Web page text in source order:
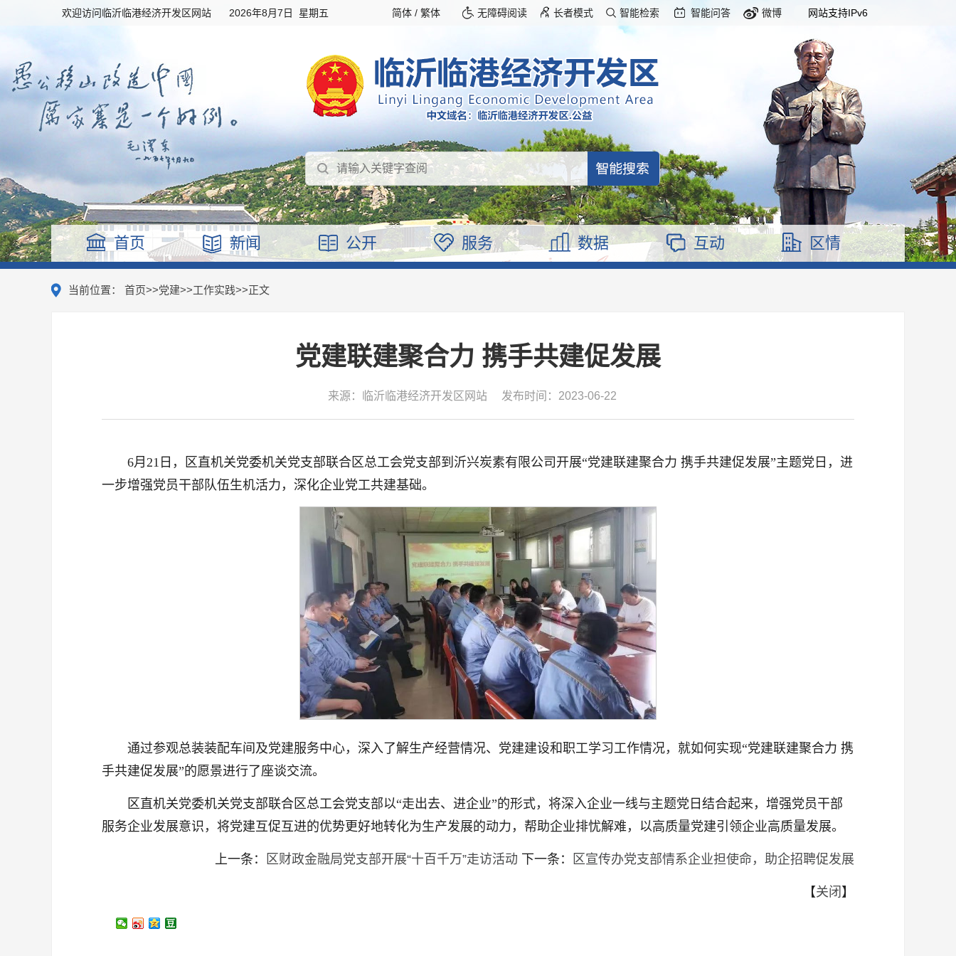
欢迎访问临沂临港经济开发区网站 2026年8月7日 星期五 无障碍阅读 长者模式 智能检索 智能问答 微博 网站支持IPv6
简体 / 繁体
首页 新闻 公开 服务 数据 互动 区情
当前位置： 首页>>党建>>工作实践>>正文
党建联建聚合力 携手共建促发展
来源：临沂临港经济开发区网站 发布时间：2023-06-22
6月21日，区直机关党委机关党支部联合区总工会党支部到沂兴炭素有限公司开展“党建联建聚合力 携手共建促发展”主题党日，进
一步增强党员干部队伍生机活力，深化企业党工共建基础。
通过参观总装装配车间及党建服务中心，深入了解生产经营情况、党建建设和职工学习工作情况，就如何实现“党建联建聚合力 携
手共建促发展”的愿景进行了座谈交流。
区直机关党委机关党支部联合区总工会党支部以“走出去、进企业”的形式，将深入企业一线与主题党日结合起来，增强党员干部
服务企业发展意识，将党建互促互进的优势更好地转化为生产发展的动力，帮助企业排忧解难，以高质量党建引领企业高质量发展。
上一条： 区财政金融局党支部开展“十百千万”走访活动 下一条： 区宣传办党支部情系企业担使命，助企招聘促发展
【关闭 】